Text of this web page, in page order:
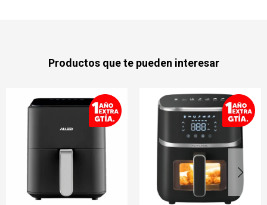
Productos que te pueden interesar